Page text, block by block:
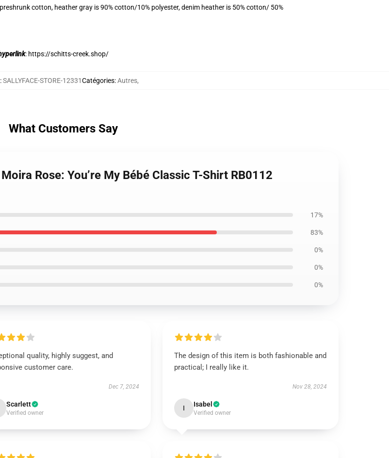
cotton, heather gray is 90% cotton/10% polyester, denim heather is 50% cotton/ 50%
: https://schitts-creek.shop/
:SALLYFACE-STORE-12331Catégories:Autres,
What Customers Say
Rose: You’re My Bébé Classic T-Shirt RB0112
17%
83%
0%
0%
0%
quality, highly suggest, and
customer care.
Dec 7, 2024
Scarlett
Verified owner
The design of this item is both fashionable and
practical; I really like it.
Nov 28, 2024
I Isabel
Verified owner